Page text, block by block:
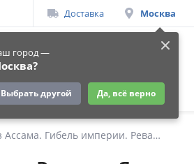
Доставка Москва
город —
Выбрать другой Да, всё верно
Вход
Подарки Ещё
Сандокан. Коварный брамин из Ассама. Гибель империи. Реванш Янеса